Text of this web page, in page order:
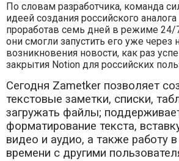
По словам разработчика, команда
идеей создания российского
проработав семь дней в режиме 24/
они смогли запустить его уже
возникновения новости, как раз
закрытия Notion для российских
Сегодня Zametker позволяет
текстовые заметки, списки,
загружать файлы;
форматирование текста,
видео и аудио, а также работу
времени с другими